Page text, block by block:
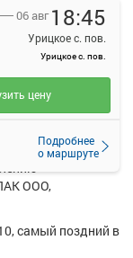
06 авг 18:45
Урицкое с. пов.
Урицкое с. пов.
Подробнее
о маршруте
цену
с расписанием и
-
ООО,
самый поздний в